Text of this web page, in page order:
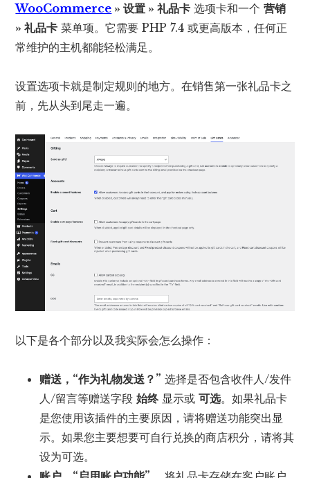
WooCommerce » 设置 » 礼品卡 选项卡和一个营销
» 礼品卡 菜单项。它需要 PHP 7.4 或更高版本，任何正
常维护的主机都能轻松满足。
设置选项卡就是制定规则的地方。在销售第一张礼品卡之
前，先从头到尾走一遍。
以下是各个部分以及我实际会怎么操作：
赠送，“作为礼物发送？” 选择是否包含收件人/发件
人/留言等赠送字段始终显示或可选。如果礼品卡
是您使用该插件的主要原因，请将赠送功能突出显
示。如果您主要想要可自行兑换的商店积分，请将其
设为可选。